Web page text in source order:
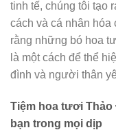
tinh tế, chúng tôi tạo
cách và cá nhân hóa
rằng những bó hoa
là một cách để thể
đình và người thân
Tiệm hoa tươi
bạn trong mọi dịp